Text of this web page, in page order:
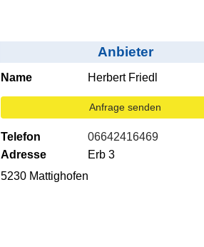
Anbieter
Name Herbert Friedl
Anfrage senden
Telefon
06642416469
Adresse
Erb 3
5230 Mattighofen